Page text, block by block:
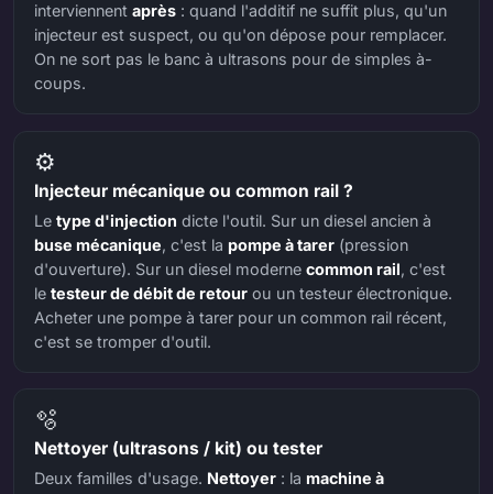
interviennent après: quand l'additif ne suffit plus, qu'un
injecteur est suspect, ou qu'on dépose pour remplacer.
On ne sort pas le banc à ultrasons pour de simples à-
coups.
⚙️
Injecteur mécanique ou common rail ?
Le type d'injection dicte l'outil. Sur un diesel ancien à
buse mécanique, c'est la pompe à tarer(pression
d'ouverture). Sur un diesel moderne common rail, c'est
le testeur de débit de retourou un testeur électronique.
Acheter une pompe à tarer pour un common rail récent,
c'est se tromper d'outil.
🫧
Nettoyer (ultrasons / kit) ou tester
Deux familles d'usage. Nettoyer: la machine à